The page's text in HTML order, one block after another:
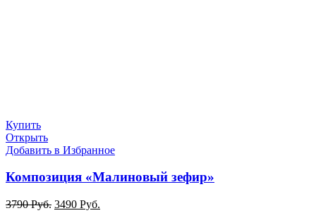
Купить
Открыть
Добавить в Избранное
Композиция «Малиновый зефир»
3790Руб. 3490 Руб.